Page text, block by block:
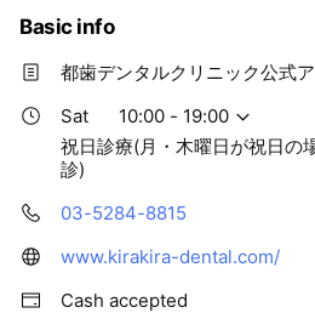
Basic info
都歯デンタルクリニック公式
Sat
10:00 - 19:00
祝日診療(月・木曜日が祝日の
診)
03-5284-8815
www.kirakira-dental.com/
Cash accepted